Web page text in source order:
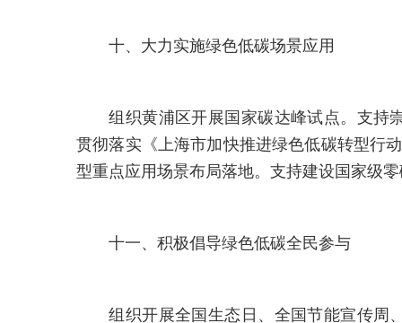
十、大力实施绿色低碳场景应用
组织黄浦区开展国家碳达峰试点。支持
贯彻落实《上海市加快推进绿色低碳转型行
型重点应用场景布局落地。支持建设国家级
十一、积极倡导绿色低碳全民参与
组织开展全国生态日、全国节能宣传周